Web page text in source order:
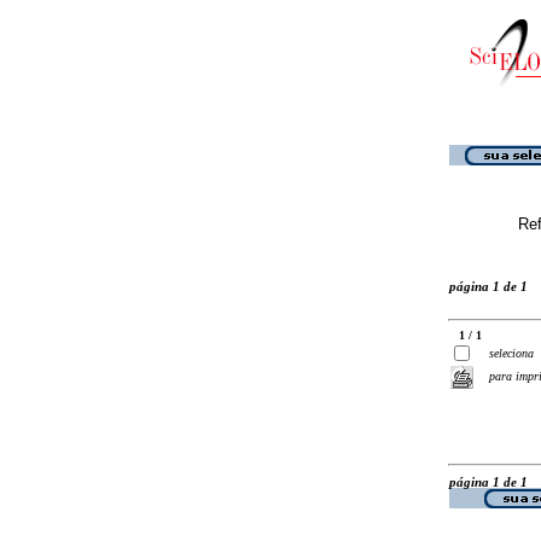
página 1 de 1
1 / 1
seleciona
para
página 1 de 1